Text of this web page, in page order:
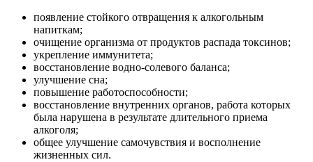
появление стойкого отвращения к алкогольным
напиткам;
очищение организма от продуктов распада токсинов;
укрепление иммунитета;
восстановление водно-солевого баланса;
улучшение сна;
повышение работоспособности;
восстановление внутренних органов, работа которых
была нарушена в результате длительного приема
алкоголя;
общее улучшение самочувствия и восполнение
жизненных сил.